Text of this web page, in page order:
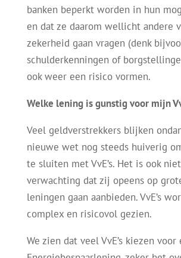
banken beperkt worden in hun
en dat ze daarom wellicht andere
zekerheid gaan vragen (denk
schulderkenningen of
ook weer een risico vormen.
Welke lening is gunstig voor mijn
Veel geldverstrekkers blijken
nieuwe wet nog steeds huiverig
te sluiten met VvE’s. Het is ook
verwachting dat zij opeens op
leningen gaan aanbieden. VvE’s
complex en risicovol gezien.
We zien dat veel VvE’s kiezen voor